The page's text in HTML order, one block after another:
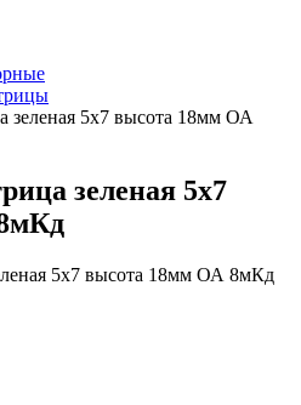
зеленая 5х7 высота 18мм ОА
зеленая 5х7